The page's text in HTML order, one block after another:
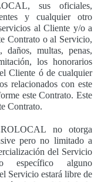
sus oficiales,
y cualquier otro
al Cliente y/o a
Contrato o al Servicio,
multas, penas,
los honorarios
Cliente ó de cualquier
relacionados con este
este Contrato. Este
Contrato.
no otorga
pero no limitado a
del Servicio
específico alguno
Servicio estará libre de